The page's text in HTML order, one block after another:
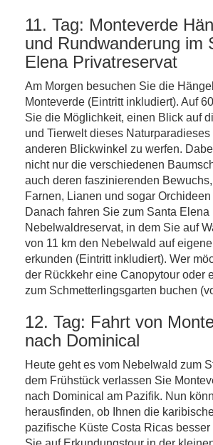
11. Tag: Monteverde
und Rundwanderung im
Elena Privatreservat
Am Morgen besuchen Sie die
Monteverde (Eintritt inkludiert). Auf
Sie die Möglichkeit, einen Blick auf
und Tierwelt dieses
anderen Blickwinkel zu werfen.
nicht nur die verschiedenen
auch deren faszinierenden
Farnen, Lianen und sogar Orchideen
Danach fahren Sie zum Santa Elena
Nebelwaldreservat, in dem Sie auf
von 11 km den Nebelwald auf
erkunden (Eintritt inkludiert). Wer
der Rückkehr eine Canopytour oder
zum Schmetterlingsgarten buchen
12. Tag: Fahrt von
nach Dominical
Heute geht es vom Nebelwald zum
dem Frühstück verlassen Sie
nach Dominical am Pazifik. Nun
herausfinden, ob Ihnen die
pazifische Küste Costa Ricas besser